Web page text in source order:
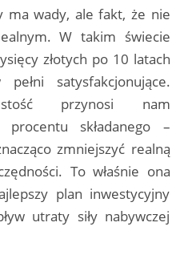
ma wady, ale fakt, że nie
W takim świecie
złotych po 10 latach
satysfakcjonujące.
przynosi nam
procentu składanego –
zmniejszyć realną
To właśnie ona
plan inwestycyjny
utraty siły nabywczej